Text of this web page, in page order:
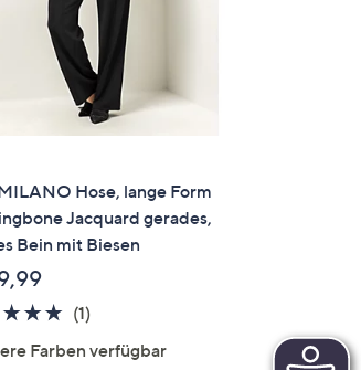
Hose, lange Form
Jacquard gerades,
Bein mit Biesen
5.0
5
(1)
Farben verfügbar